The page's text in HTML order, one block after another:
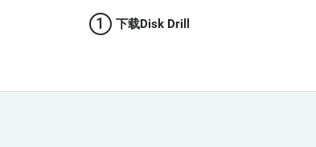
1 下载Disk Drill